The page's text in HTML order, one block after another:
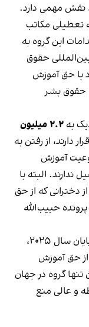
نقش مهمی دارد.
ادامه تعطیلی مکاتب
این گروه به
حقوق
با حق آموزش
حقوق بشر
۲.۲ میلیون
دارند، از رفتن به
آموزش
البته با
که از حق
حبیب‌الله
در گزارش دیگری از یونسکو آمده است که تا پایان سال ۲۰۲۵،
حق آموزش
تنها گروه در جهان
و عالی منع